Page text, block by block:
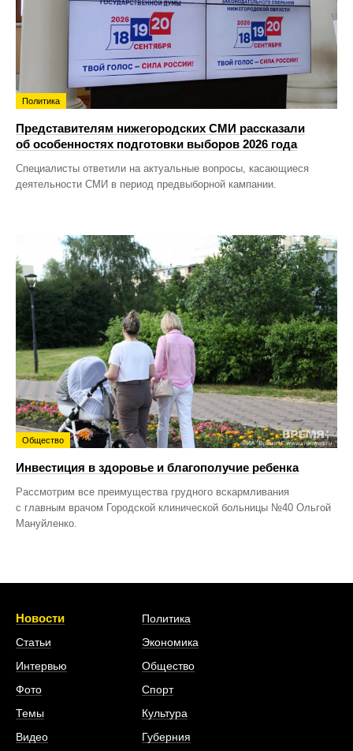
Политика
Представителям нижегородских СМИ рассказали
об особенностях подготовки выборов 2026 года
Специалисты ответили на актуальные вопросы, касающиеся
деятельности СМИ в период предвыборной кампании.
Общество
Инвестиция в здоровье и благополучие ребенка
Рассмотрим все преимущества грудного вскармливания
с главным врачом Городской клинической больницы №40 Ольгой
Мануйленко.
Новости
Статьи
Интервью
Фото
Темы
Видео
Политика
Экономика
Общество
Спорт
Культура
Губерния